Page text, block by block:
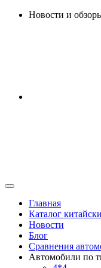
ПерейтиНовости и
Главная
Каталог
Новости
Блог
Сравнения
Автомобили по